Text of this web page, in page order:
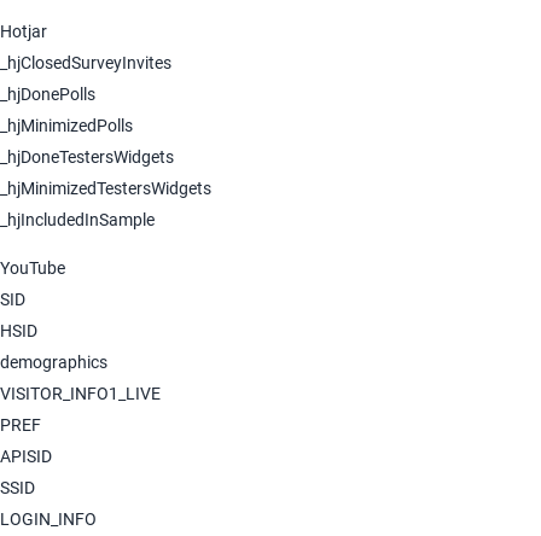
Hotjar
_hjClosedSurveyInvites
_hjDonePolls
_hjMinimizedPolls
_hjDoneTestersWidgets
_hjMinimizedTestersWidgets
_hjIncludedInSample
YouTube
SID
HSID
demographics
VISITOR_INFO1_LIVE
PREF
APISID
SSID
LOGIN_INFO